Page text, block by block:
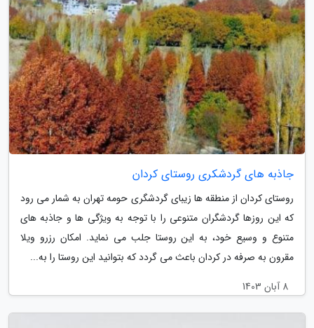
جاذبه های گردشکری روستای کردان
روستای کردان از منطقه ها زیبای گردشگری حومه تهران به شمار می رود
که این روزها گردشگران متنوعی را با توجه به ویژگی ها و جاذبه های
متنوع و وسیع خود، به این روستا جلب می نماید. امکان رزرو ویلا
مقرون به صرفه در کردان باعث می گردد که بتوانید این روستا را به...
8 آبان 1403